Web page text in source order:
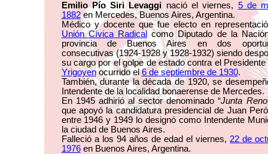
Emilio Pío Siri Levaggi nació el viernes, 5 de
1882en Mercedes, Buenos Aires, Argentina.
Médico y docente que fue electo en
Unión Cívica Radical
como Diputado de la
provincia de Buenos Aires en dos
consecutivas (1924-1928 y 1928-1932) siendo
su cargo por el golpe de estado contra el Presidente
Yrigoyenocurrido el6 de septiembre de 1930.
También, durante la década de 1920, se
Intendente de la localidad bonaerense de Mercedes.
En 1945 adhirió al sector denominado “Junta
que apoyó la candidatura presidencial de Juan
entre 1946 y 1949 lo designó como Intendente
la ciudad de Buenos Aires.
Falleció a los 94 años de edad el viernes, 22 de
1976en Buenos Aires, Argentina.